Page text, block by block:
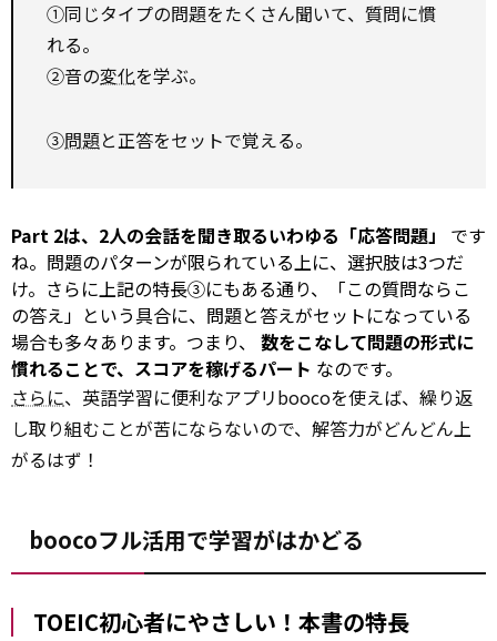
①同じタイプの問題をたくさん聞いて、質問に慣
れる。
②音の変化を学ぶ。
③問題と正答をセットで覚える。
Part 2は、2人の会話を聞き取るいわゆる「応答問題」
です
ね。問題のパターンが限られている上に、選択肢は3つだ
け。さらに上記の特長③にもある通り、「この質問ならこ
の答え」という具合に、問題と答えがセットになっている
場合も多々あります。つまり、 数をこなして問題の形式に
慣れることで、スコアを稼げるパート なのです。
さらに、英語学習に便利なアプリboocoを使えば、繰り返
し取り組むことが苦にならないので、解答力がどんどん上
がるはず！
boocoフル活用で学習がはかどる
TOEIC初心者にやさしい！本書の特長